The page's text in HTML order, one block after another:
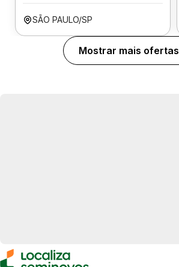
SÃO PAULO/SP
Mostrar mais ofertas